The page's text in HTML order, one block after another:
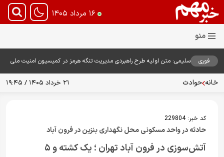
۱۶ مرداد ۱۴۰۵
فوری
سلیمی: متن اولیه طرح راهبردی مدیریت تنگه هرمز در کمیسیون امنیت ملی
خانه حوادث ۲۱ خرداد ۱۴۰۵ / ۱۹:۴۵
کد خبر:229804
حادثه در واحد مسکونی محل نگهداری بنزین در فرون آباد
آتش‌سوزی در فرون آباد تهران ؛ یک کشته و ۵